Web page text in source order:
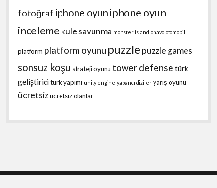
fotoğraf iphone oyun iphone oyun
inceleme kule savunma monster island onavo otomobil
platform platform oyunu puzzle puzzle games
sonsuz koşu strateji oyunu tower defense türk
geliştiricitürk yapımı unity engine yabancı diziler yarış oyunu
ücretsizücretsiz olanlar